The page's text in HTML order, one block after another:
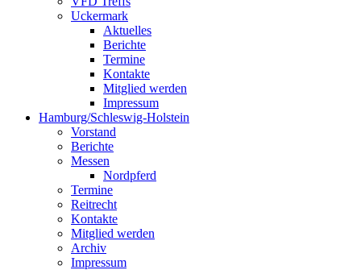
Uckermark
Aktuelles
Berichte
Termine
Kontakte
Mitglied werden
Impressum
Hamburg/Schleswig-Holstein
Vorstand
Berichte
Messen
Nordpferd
Termine
Reitrecht
Kontakte
Mitglied werden
Archiv
Impressum